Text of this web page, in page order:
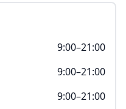
9:00–21:00
9:00–21:00
9:00–21:00